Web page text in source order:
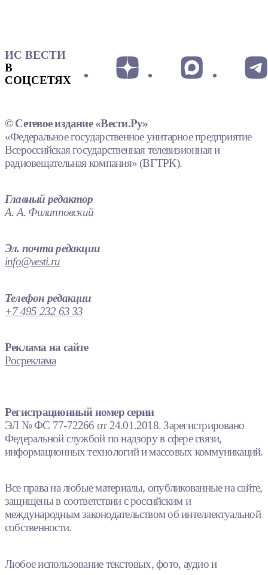
ИС ВЕСТИ
В
СОЦСЕТЯХ
© Сетевое издание «Вести.Ру»
«Федеральное государственное унитарное предприятие
Всероссийская государственная телевизионная и
радиовещательная компания» (ВГТРК).
Главный редактор
А. А. Филипповский
Эл. почта редакции
info@vesti.ru
Телефон редакции
+7 495 232 63 33
Реклама на сайте
Росреклама
Регистрационный номер серии
ЭЛ № ФС 77-72266 от 24.01.2018. Зарегистрировано
Федеральной службой по надзору в сфере связи,
информационных технологий и массовых коммуникаций.
Все права на любые материалы, опубликованные на сайте,
защищены в соответствии с российским и
международным законодательством об интеллектуальной
собственности.
Любое использование текстовых, фото, аудио и